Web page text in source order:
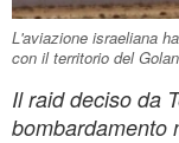
L'aviazione israeliana
con il territorio del Golan
Il raid deciso da
bombardamento